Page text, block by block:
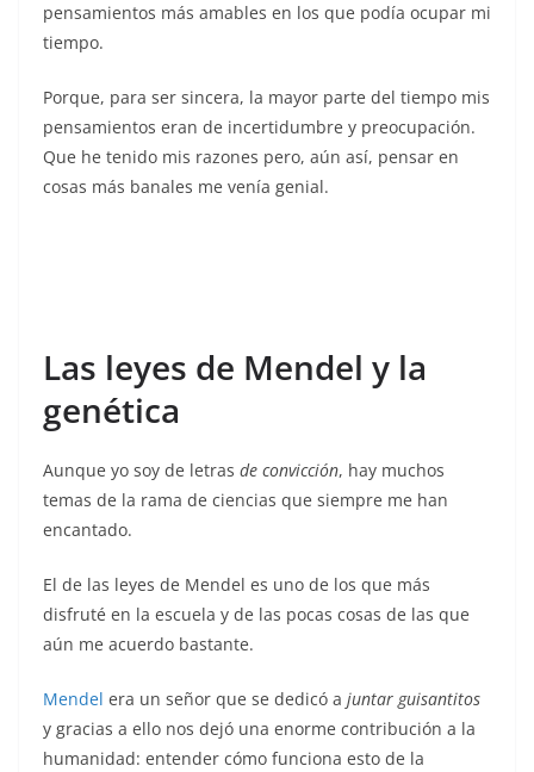
pensamientos más amables en los que podía ocupar mi
tiempo.
Porque, para ser sincera, la mayor parte del tiempo mis
pensamientos eran de incertidumbre y preocupación.
Que he tenido mis razones pero, aún así, pensar en
cosas más banales me venía genial.
Las leyes de Mendel y la
genética
Aunque yo soy de letras de convicción, hay muchos
temas de la rama de ciencias que siempre me han
encantado.
El de las leyes de Mendel es uno de los que más
disfruté en la escuela y de las pocas cosas de las que
aún me acuerdo bastante.
Mendel era un señor que se dedicó a juntar guisantitos
y gracias a ello nos dejó una enorme contribución a la
humanidad: entender cómo funciona esto de la